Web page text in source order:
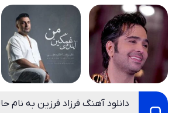
دانلود آهنگ فرزاد فرزین به نام